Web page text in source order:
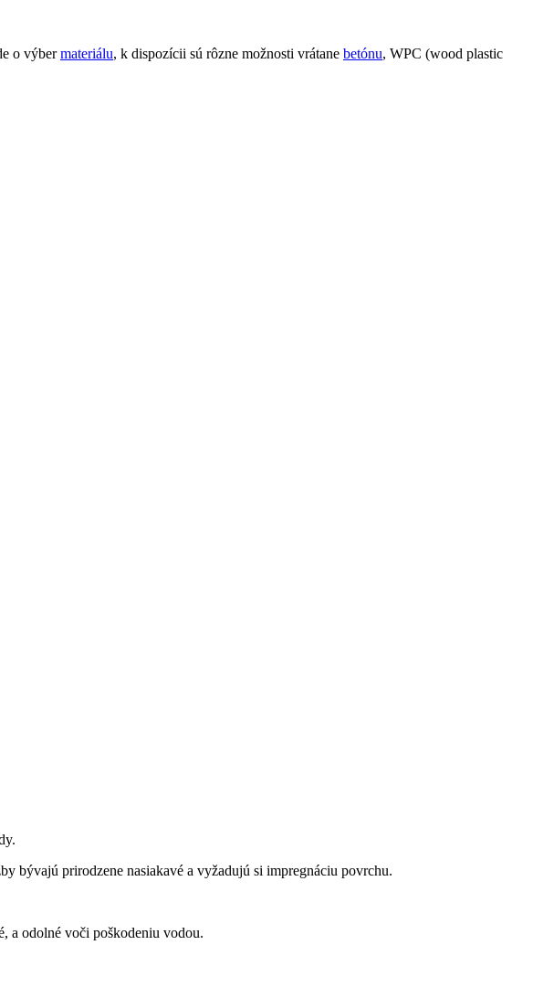
o výbermateriálu, k dispozícii sú rôzne možnosti vrátane betónu, WPC (wood plastic
bývajú prirodzene nasiakavé a vyžadujú si impregnáciu povrchu.
a odolné voči poškodeniu vodou.